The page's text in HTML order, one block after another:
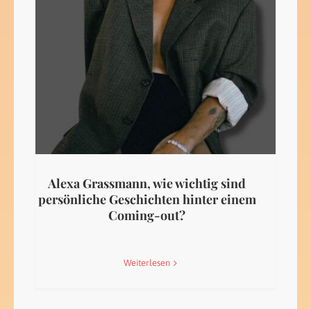
Alexa Grassmann, wie wichtig sind
persönliche Geschichten hinter einem
Coming-out?
Weiterlesen